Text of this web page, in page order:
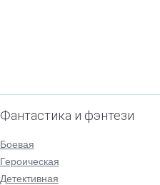
Фантастика и фэнтези
Боевая
Героическая
Детективная